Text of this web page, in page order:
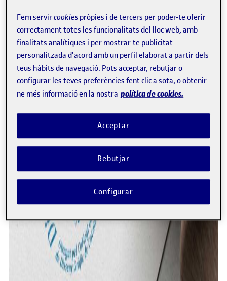
Fem servircookies pròpies i de tercers per poder-te oferir
correctament totes les funcionalitats del lloc web, amb
finalitats analítiques i per mostrar-te publicitat
personalitzada d'acord amb un perfil elaborat a partir dels
teus hàbits de navegació. Pots acceptar, rebutjar o
configurar les teves preferències fent clic a sota, o obtenir-
ne més informació en la nostra política de cookies.
Rebutjar
Acceptar
Configurar